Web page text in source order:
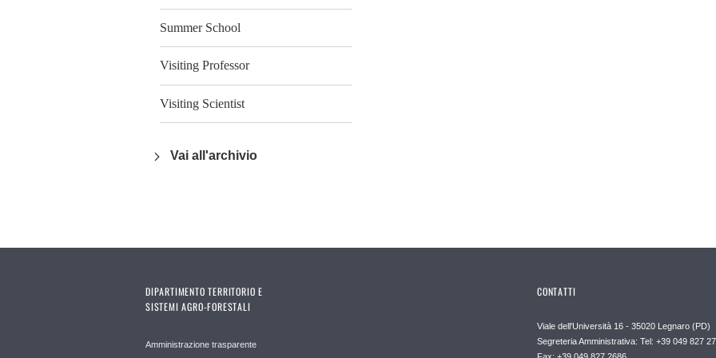
Summer School
Visiting Professor
Visiting Scientist
Vai all'archivio
DIPARTIMENTO TERRITORIO E
SISTEMI AGRO-FORESTALI
Amministrazione trasparente
CONTATTI
Viale dell'Università 16 - 35020 Legnaro (PD)
Segreteria Amministrativa: Tel: +39 049 827